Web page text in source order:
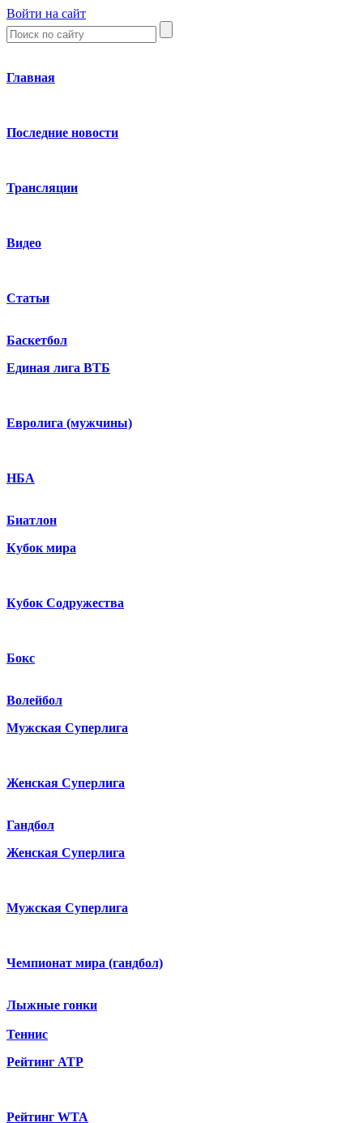
Войти на сайт
Главная
Последние новости
Трансляции
Видео
Статьи
Баскетбол
Единая лига ВТБ
Евролига (мужчины)
НБА
Биатлон
Кубок мира
Кубок Содружества
Бокс
Волейбол
Мужская Суперлига
Женская Суперлига
Гандбол
Женская Суперлига
Мужская Суперлига
Чемпионат мира (гандбол)
Лыжные гонки
Теннис
Рейтинг ATP
Рейтинг WTA